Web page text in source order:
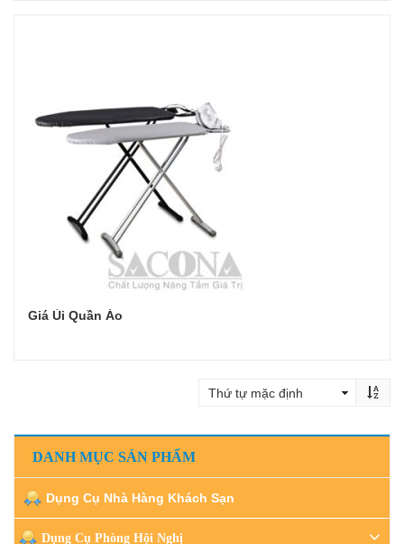
Giá Ủi Quần Áo
DANH MỤC SẢN PHẨM
Dụng Cụ Nhà Hàng Khách Sạn
Dụng Cụ Phòng Hội Nghị